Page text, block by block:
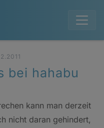
bei hahabu
kann man derzeit
nicht daran gehindert,